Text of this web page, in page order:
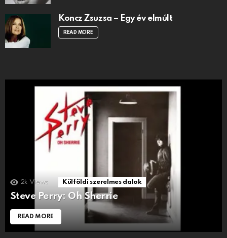
Koncz Zsuzsa – Egy év elmúlt
READ MORE
2k Views Külföldi szerelmes dalok
Steve Perry: Oh Sherrie
READ MORE